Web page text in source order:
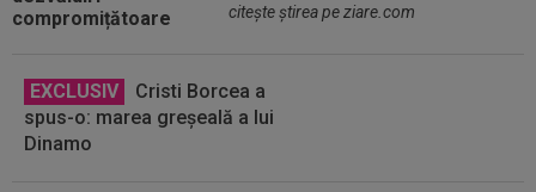
citeşte ştirea pe ziare.com
EXCLUSIV
Cristi Borcea a
spus-o: marea greșeală a lui
Dinamo